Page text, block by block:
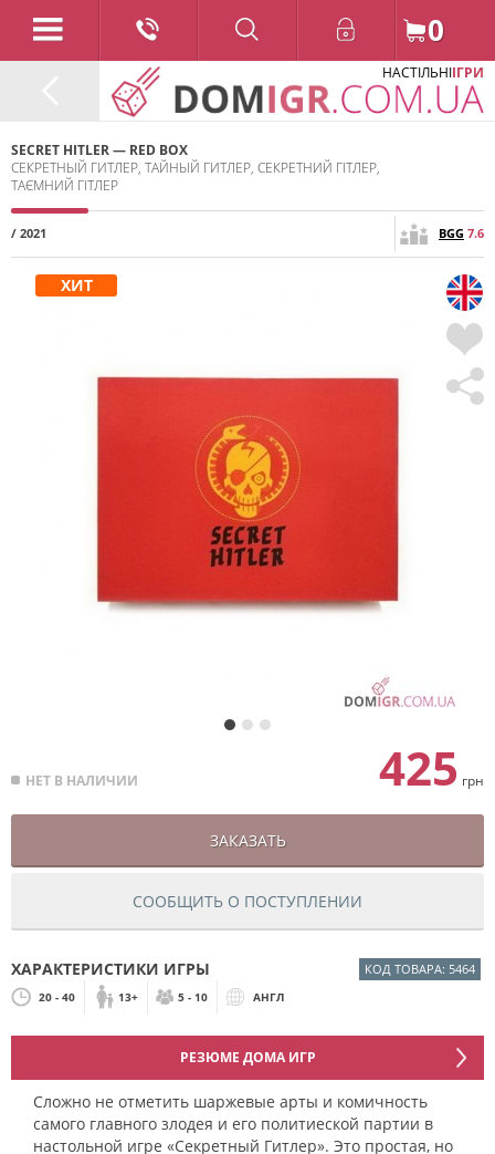
0
НАСТІЛЬНІІГРИ
SECRET HITLER — RED BOX
СЕКРЕТНЫЙ ГИТЛЕР, ТАЙНЫЙ ГИТЛЕР, СЕКРЕТНИЙ ГІТЛЕР,
ТАЄМНИЙ ГІТЛЕР
/ 2021 BGG 7.6
ХИТ
НЕТ В НАЛИЧИИ 425 грн
ЗАКАЗАТЬ
СООБЩИТЬ О ПОСТУПЛЕНИИ
ХАРАКТЕРИСТИКИ ИГРЫ КОД ТОВАРА: 5464
20 - 40 13+ 5 - 10 АНГЛ
РЕЗЮМЕ ДОМА ИГР
Сложно не отметить шаржевые арты и комичность
самого главного злодея и его политиеской партии в
настольной игре «Секретный Гитлер». Это простая, но